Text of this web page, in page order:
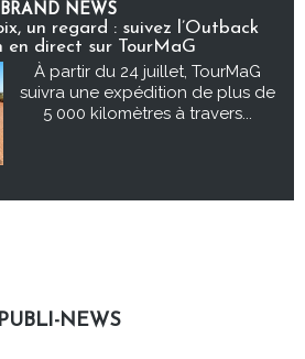
BRAND NEWS
un regard : suivez l’Outback
en direct sur TourMaG
À partir du 24 juillet, TourMaG
suivra une expédition de plus de
5 000 kilomètres à travers...
PUBLI-NEWS